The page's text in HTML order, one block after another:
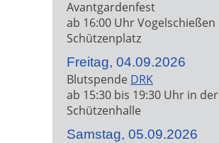
Avantgardenfest
ab 16:00 Uhr Vogelschießen
Schützenplatz
Freitag, 04.09.2026
Blutspende DRK
ab 15:30 bis 19:30 Uhr in der
Schützenhalle
Samstag, 05.09.2026